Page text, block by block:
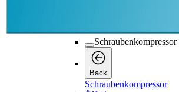
Schraubenkompressor
Back
Schraubenkompressor